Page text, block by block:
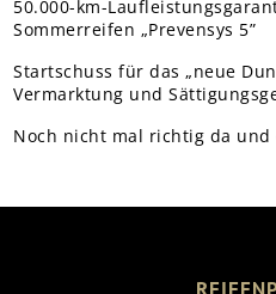
50.000-km-
Sommerreifen „Prevensys 5”
Startschuss für das „neue
Vermarktung und
Noch nicht mal richtig da und